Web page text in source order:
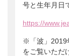
号と生年月日
https://
※「波」2019
をご覧いただ